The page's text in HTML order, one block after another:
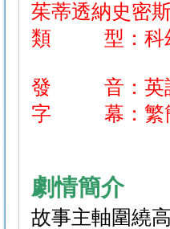
茱蒂透納史密
類 型：科
發 音：英
字 幕：繁簡
劇情簡介
故事主軸圍繞